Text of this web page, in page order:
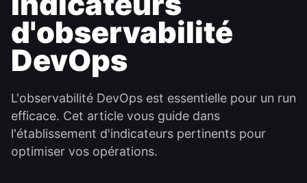
d'observabilité
DevOps
L'observabilité DevOps est essentielle pour un run
efficace. Cet article vous guide dans
l'établissement d'indicateurs pertinents pour
optimiser vos opérations.